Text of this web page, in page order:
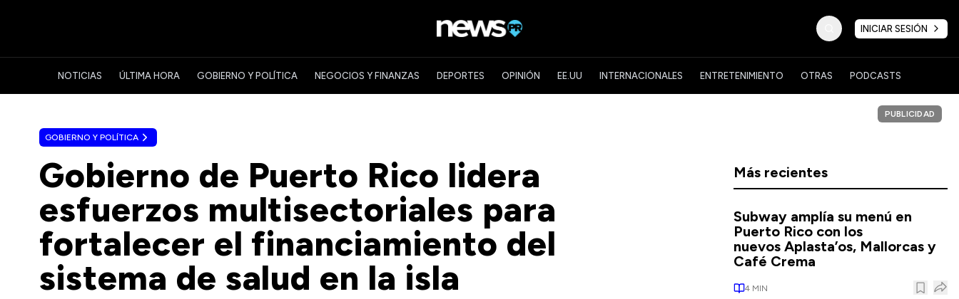
INICIAR SESIÓN
NOTICIAS ÚLTIMA HORA GOBIERNO Y POLÍTICA NEGOCIOS Y FINANZAS DEPORTES OPINIÓN EE.UU INTERNACIONALES ENTRETENIMIENTO OTRAS PODCASTS
GOBIERNO Y POLÍTICA
Gobierno de Puerto Rico lidera
esfuerzos multisectoriales para
fortalecer el financiamiento del
sistema de salud en la isla
PUBLICIDAD
Más recientes
Subway amplía su menú en
Puerto Rico con los
nuevos Aplasta’os, Mallorcas y
Café Crema
4 MIN